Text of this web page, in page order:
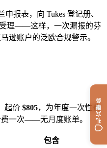
报表，向 Tukes 登记册、
受理——这样，一次漏报的芬
逊账户的泛欧合规警示。
起价 $805，为年度一次性费
一次——无月度账单。
包含
礼宾服务